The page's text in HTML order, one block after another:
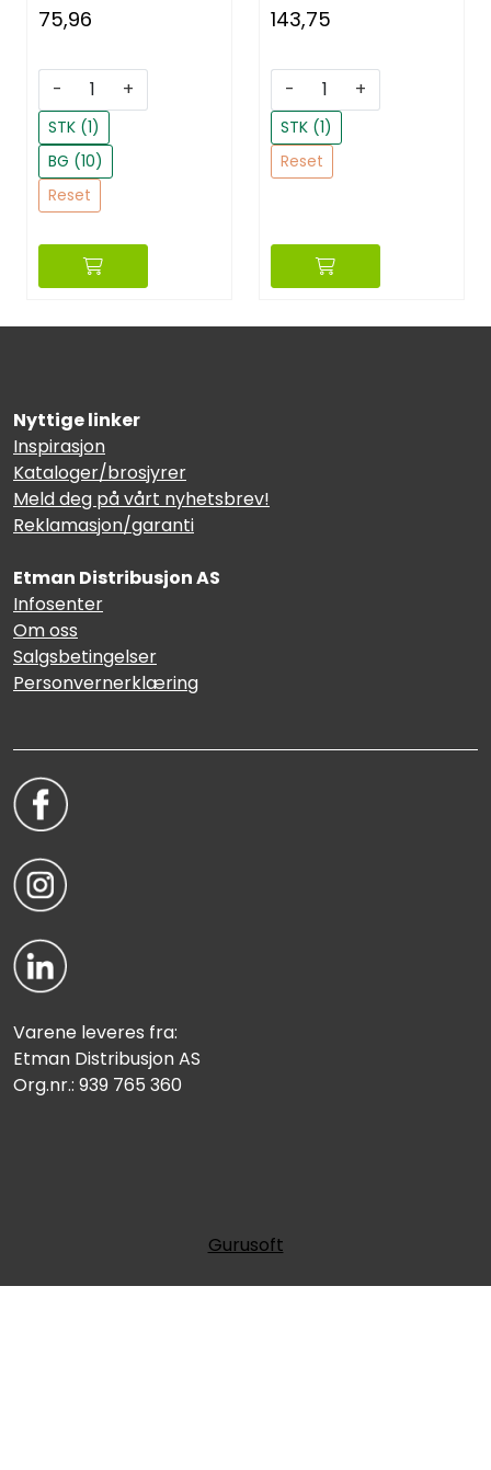
75,96
- +
STK (1)
BG (10)
Reset
143,75
- +
STK (1)
Reset
Nyttige linker
Inspirasjon
Kataloger/brosjyrer
Meld deg på vårt nyhetsbrev!
Reklamasjon/garanti
Etman Distribusjon AS
Infosenter
Om oss
Salgsbetingelser
Personvernerklæring
Varene leveres fra:
Etman Distribusjon AS
Org.nr.: 939 765 360
Gurusoft